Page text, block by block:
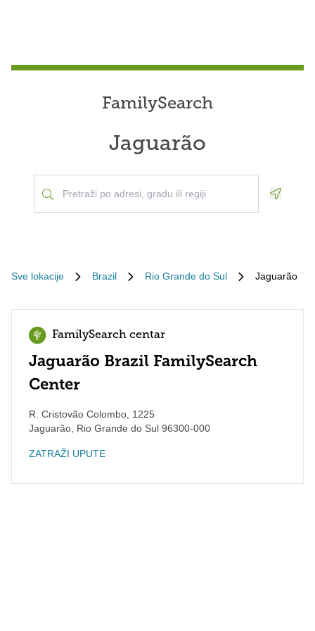
FamilySearch
Jaguarão
Sve lokacije Brazil Rio Grande do Sul Jaguarão
FamilySearch centar
Jaguarão Brazil FamilySearch
Center
R. Cristovão Colombo, 1225
Jaguarão Rio Grande do Sul 96300-000
ZATRAŽI UPUTE